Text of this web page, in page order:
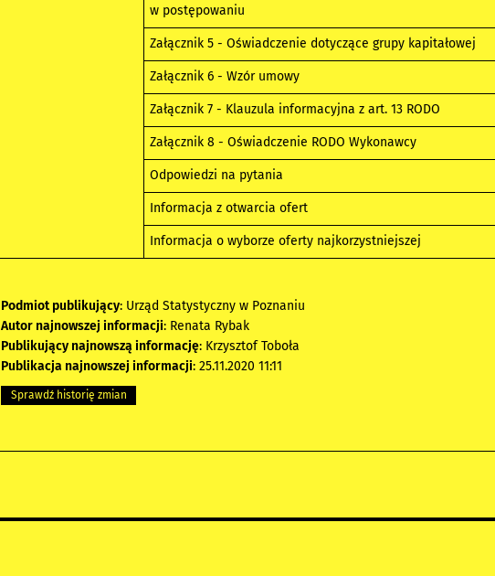
w postępowaniu
Załącznik 5 - Oświadczenie dotyczące grupy kapitałowej
Załącznik 6 - Wzór umowy
Załącznik 7 - Klauzula informacyjna z art. 13 RODO
Załącznik 8 - Oświadczenie RODO Wykonawcy
Odpowiedzi na pytania
Informacja z otwarcia ofert
Informacja o wyborze oferty najkorzystniejszej
Podmiot publikujący: Urząd Statystyczny w Poznaniu
Autor najnowszej informacji: Renata Rybak
Publikujący najnowszą informację: Krzysztof Toboła
Publikacja najnowszej informacji: 25.11.2020 11:11
Sprawdź historię zmian